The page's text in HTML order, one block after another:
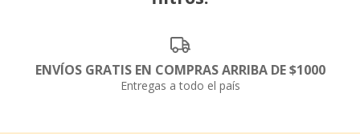
ENVÍOS GRATIS EN COMPRAS ARRIBA DE $1000
Entregas a todo el país